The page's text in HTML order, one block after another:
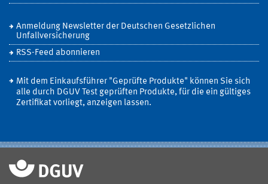
Anmeldung Newsletter der Deutschen Gesetzlichen
Unfallversicherung
RSS-Feed abonnieren
Mit dem Einkaufsführer "Geprüfte Produkte" können Sie sich
alle durch DGUV Test geprüften Produkte, für die ein gültiges
Zertifikat vorliegt, anzeigen lassen.